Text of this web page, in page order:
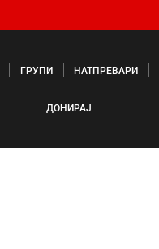
ГРУПИ НАТПРЕВАРИ
ДОНИРАЈ